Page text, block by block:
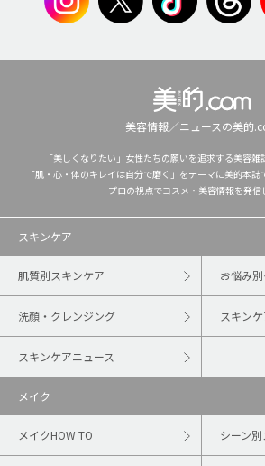
美容情報／ニュースの美的
「美しくなりたい」女性たちの願いを追求する美容雑
「肌・心・体のキレイは自分で磨く」をテーマに美的本
プロの視点でコスメ・美容情報を発信
スキンケア
肌質別スキンケア お悩み
洗顔・クレンジング スキン
スキンケアニュース
メイク
メイクHOW TO シーン